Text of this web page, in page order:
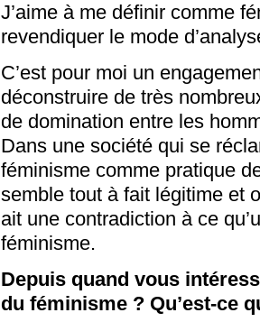
J’aime à me définir comme
revendiquer le mode
C’est pour moi un
déconstruire de très
de domination entre les
Dans une société qui se
féminisme comme pratique
semble tout à fait légitime et
ait une contradiction à ce
féminisme.
Depuis quand vous
du féminisme ? Qu’est-ce